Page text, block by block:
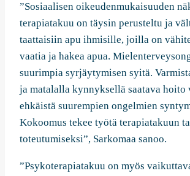
”Sosiaalisen oikeudenmukaisuuden
terapiatakuu on täysin perusteltu ja
taattaisiin apu ihmisille, joilla on
vaatia ja hakea apua.
suurimpia syrjäytymisen syitä.
ja matalalla kynnyksellä saatava hoito
ehkäistä suurempien ongelmien
Kokoomus tekee työtä terapiatakuun
toteutumiseksi”, Sarkomaa sanoo.
”Psykoterapiatakuu on myös